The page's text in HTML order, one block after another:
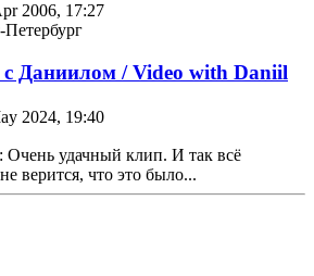
2006, 17:27
Даниилом / Video with Daniil
2024, 19:40
Очень удачный клип. И так всё
верится, что это было...